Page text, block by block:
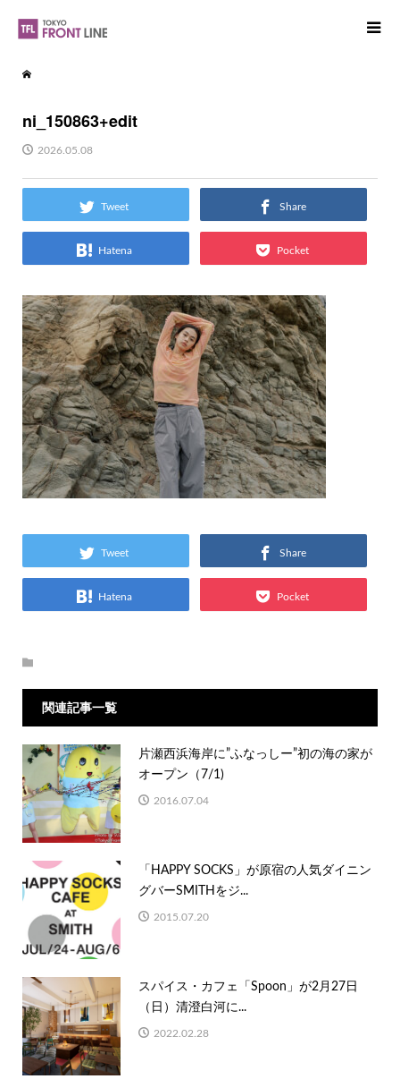
ni_150863+edit
2026.05.08
Tweet Share
Hatena Pocket
Tweet Share
Hatena Pocket
関連記事一覧
片瀬西浜海岸に”ふなっしー”初の海の家が
オープン（7/1)
2016.07.04
「HAPPY SOCKS」が原宿の人気ダイニン
グバーSMITHをジ...
2015.07.20
スパイス・カフェ「Spoon」が2月27日
（日）清澄白河に...
2022.02.28